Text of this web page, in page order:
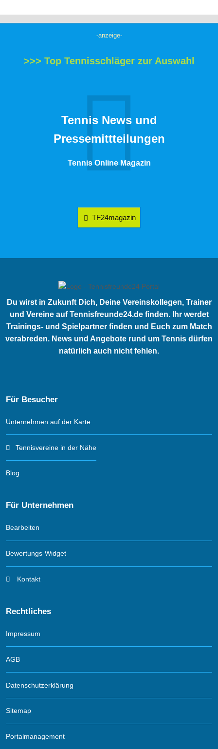
-anzeige-
>>> Top Tennisschläger zur Auswahl
Tennis News und
Pressemittteilungen
Tennis Online Magazin
TF24magazin
Du wirst in Zukunft Dich, Deine Vereinskollegen, Trainer
und Vereine auf Tennisfreunde24.de finden. Ihr werdet
Trainings- und Spielpartner finden und Euch zum Match
verabreden. News und Angebote rund um Tennis dürfen
natürlich auch nicht fehlen.
Für Besucher
Unternehmen auf der Karte
Tennisvereine in der Nähe
Blog
Für Unternehmen
Bearbeiten
Bewertungs-Widget
Kontakt
Rechtliches
Impressum
AGB
Datenschutzerklärung
Sitemap
Portalmanagement